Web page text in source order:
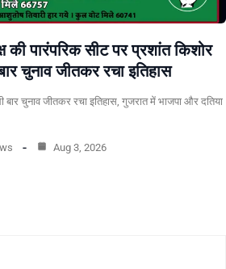
की पारंपरिक सीट पर प्रशांत किशोर
चुनाव जीतकर रचा इतिहास
बार चुनाव जीतकर रचा इतिहास, गुजरात में भाजपा और दतिया
Aug 3, 2026